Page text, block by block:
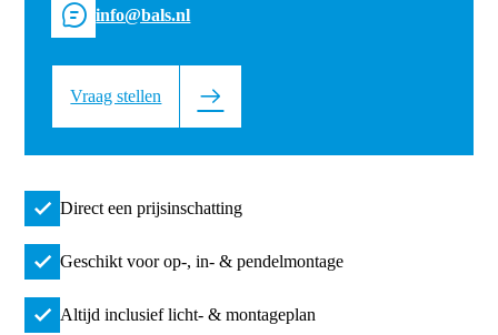
info@bals.nl
Vraag stellen
Direct een prijsinschatting
Geschikt voor op-, in- & pendelmontage
Altijd inclusief licht- & montageplan